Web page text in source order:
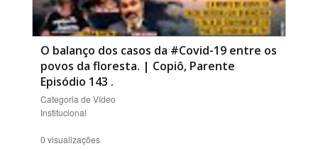
O balanço dos casos da #Covid-19 entre os
povos da floresta. | Copiô, Parente
Episódio 143 .
Categoria de Vídeo
Institucional
0 visualizações